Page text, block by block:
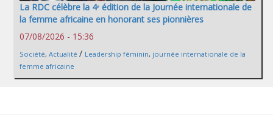
La RDC célèbre la 4ᵉ édition de la Journée internationale de
la femme africaine en honorant ses pionnières
07/08/2026 - 15:36
Société, Actualité / Leadership féminin, journée internationale de la
femme africaine